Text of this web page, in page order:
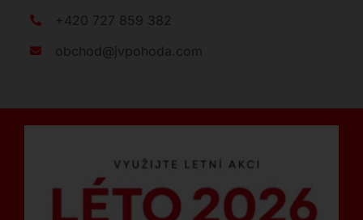
+420 727 859 382
obchod@jvpohoda.com